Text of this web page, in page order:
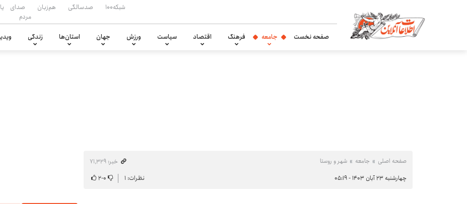
شبکه۱۰۰ صدسالگی هم‌زبان
صدای
مردم
صفحه نخست جامعه فرهنگ اقتصاد سیاست ورزش جهان استان‌ها زندگی
صفحه اصلی جامعه شهر و روستا
خبر: ۷۱٬۳۲۹
چهارشنبه ۲۳ آبان ۱۴۰۳ - ۰۵:۱۹
نظرات: ۱ ۰-۲